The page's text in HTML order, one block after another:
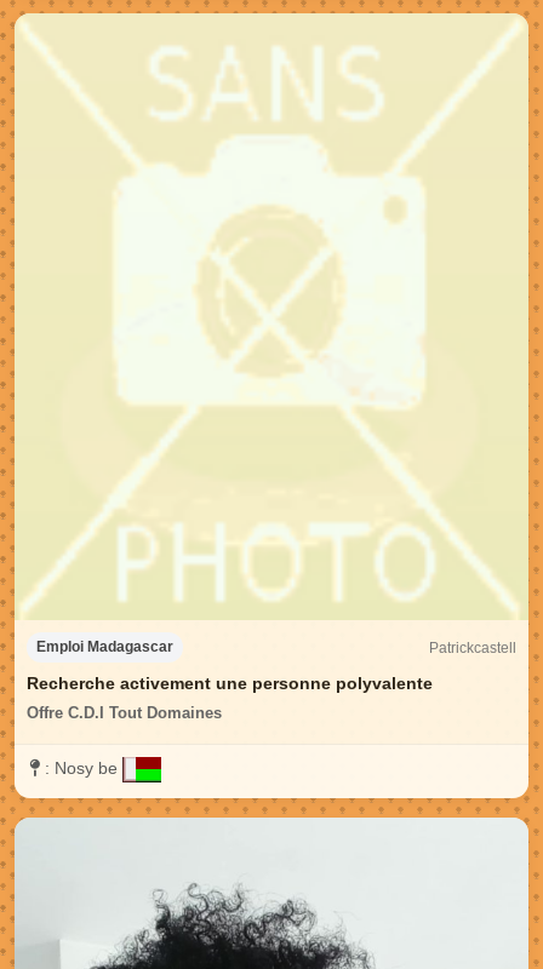
Emploi Madagascar Patrickcastell
Recherche activement une personne polyvalente
Offre C.D.I Tout Domaines
: Nosy be